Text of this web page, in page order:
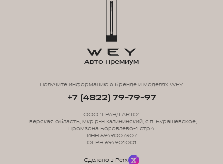
Авто Премиум
Получите информацию о бренде и моделях WEY
+7 (4822) 79-79-97
ООО "ГРАНД АВТО"
Тверская область, мкр.р-н Калининский, с.п. Бурашевское,
Промзона Боровлево-1 стр.4
ИНН 6949007307
ОГРН 694901001
Сделано в Perx